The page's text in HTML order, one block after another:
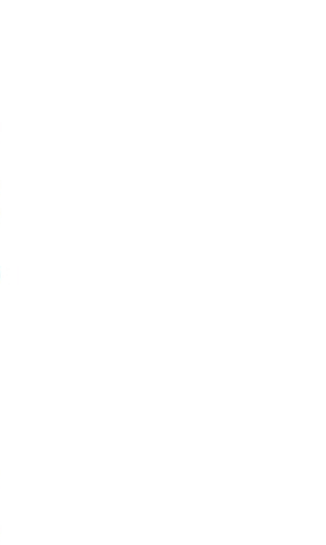
ফোন তারেক রহমানের,গ্যাস সঙ্কট